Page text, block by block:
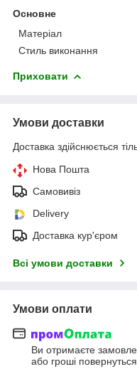
Основне
Матеріал
Стиль виконання
Приховати
Умови доставки
Доставка здійснюється
Нова Пошта
Самовивіз
Delivery
Доставка кур'єром
Всі умови доставки
Умови оплати
Ви отримаєте
або гроші